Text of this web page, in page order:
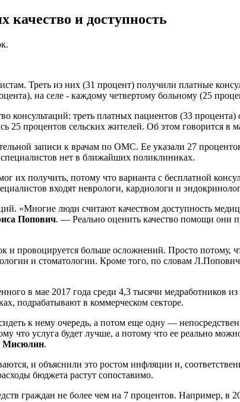
и доступность
Треть из них (31 процент) получили платные
на селе - каждому четвертому больному (25
консультаций: треть платных пациентов (33
25 процентов сельских жителей. Об этом говорится в
записи к врачам по ОМС. Ее указали 27
нет в ближайших поликлиниках.
их получить, потому что варианта с бесплатной
входят неврологи, кардиологи и
«Многие люди считают качеством доступность
Попович. — Реально оценить качество помощи они
провоцируется больше осложнений. Просто потому,
и стоматологии. Кроме того, по словам
в мае 2017 года среди 4,3 тысячи медработников
подрабатывают в коммерческом секторе.
к нему очередь, а потом еще одну —
что услуга будет лучше, а потому что ее реально
Мисюлин.
и объяснили это ростом инфляции и,
бюджета растут сопоставимо.
граждан не более чем на 7 процентов. Например, в